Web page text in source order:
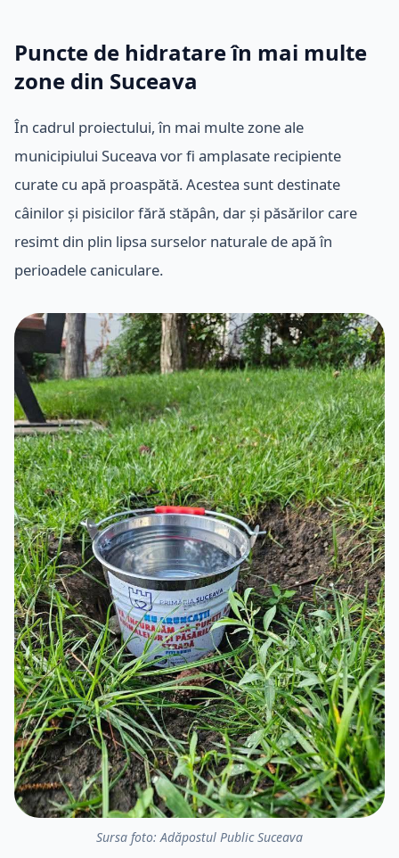
Puncte de hidratare în mai multe
zone din Suceava
În cadrul proiectului, în mai multe zone ale
municipiului Suceava vor fi amplasate recipiente
curate cu apă proaspătă. Acestea sunt destinate
câinilor și pisicilor fără stăpân, dar și păsărilor care
resimt din plin lipsa surselor naturale de apă în
perioadele caniculare.
Sursa foto: Adăpostul Public Suceava